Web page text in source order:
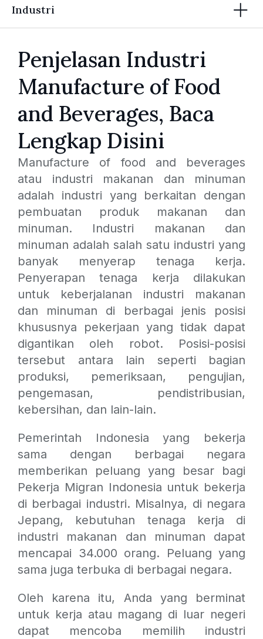
Industri
Penjelasan Industri
Manufacture of Food
and Beverages, Baca
Lengkap Disini​
Manufacture of food and beverages
atau industri makanan dan minuman
adalah industri yang berkaitan dengan
pembuatan produk makanan dan
minuman. Industri makanan dan
minuman adalah salah satu industri yang
banyak menyerap tenaga kerja.
Penyerapan tenaga kerja dilakukan
untuk keberjalanan industri makanan
dan minuman di berbagai jenis posisi
khususnya pekerjaan yang tidak dapat
digantikan oleh robot. Posisi-posisi
tersebut antara lain seperti bagian
produksi, pemeriksaan, pengujian,
pengemasan, pendistribusian,
kebersihan, dan lain-lain.
Pemerintah Indonesia yang bekerja
sama dengan berbagai negara
memberikan peluang yang besar bagi
Pekerja Migran Indonesia untuk bekerja
di berbagai industri. Misalnya, di negara
Jepang, kebutuhan tenaga kerja di
industri makanan dan minuman dapat
mencapai 34.000 orang. Peluang yang
sama juga terbuka di berbagai negara.
Oleh karena itu, Anda yang berminat
untuk kerja atau magang di luar negeri
dapat mencoba memilih industri